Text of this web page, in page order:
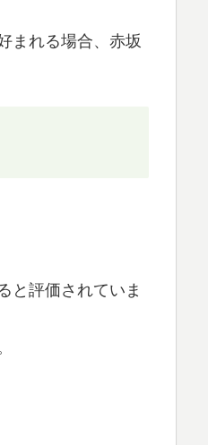
まれる場合、赤坂
と評価されていま